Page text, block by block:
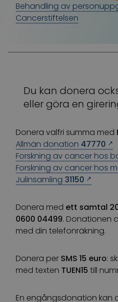
Behandling av
Cancerstiftelsen
Du kan donera
eller göra en
Donera valfri summa med
Allmän donation 47770
Forskning av cancer hos
Forskning av cancer hos
Julinsamling 31150
Donera med ett samtal
0600 04499. Donationen
med din telefonräkning.
Donera per SMS 15 euro:
med texten TUEN15 till
En engångsdonation kan